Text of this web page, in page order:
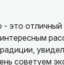
это
советуем